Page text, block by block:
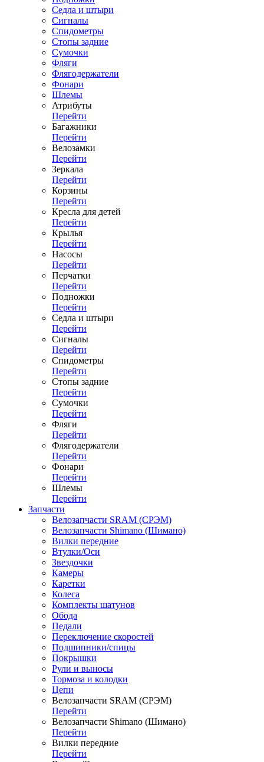
Седла и штыри
Сигналы
Спидометры
Стопы задние
Сумочки
Фляги
Флягодержатели
Фонари
Шлемы
Атрибуты
Перейти
Багажники
Перейти
Велозамки
Перейти
Зеркала
Перейти
Корзины
Перейти
Кресла для детей
Перейти
Крылья
Перейти
Насосы
Перейти
Перчатки
Перейти
Подножки
Перейти
Седла и штыри
Перейти
Сигналы
Перейти
Спидометры
Перейти
Стопы задние
Перейти
Сумочки
Перейти
Фляги
Перейти
Флягодержатели
Перейти
Фонари
Перейти
Шлемы
Перейти
Запчасти
Велозапчасти SRAM (СРЭМ)
Велозапчасти Shimano (Шимано)
Вилки передние
Втулки/Оси
Звездочки
Камеры
Каретки
Колеса
Комплекты шатунов
Обода
Педали
Переключение скоростей
Подшипники/спицы
Покрышки
Рули и выносы
Тормоза и колодки
Цепи
Велозапчасти SRAM (СРЭМ)
Перейти
Велозапчасти Shimano (Шимано)
Перейти
Вилки передние
Перейти